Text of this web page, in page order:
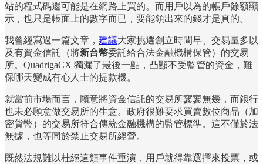
站的程式碼還可能是在網路上買的。而用戶以為的帳戶餘額顯
示，也只是帳面上的數字而已，要能領出來的錢才是真的。
我曾經寫過一篇文章， 建議大家挑選創立時間早、交易量多以
及有資金信託（將新台幣委託給合法金融機構保管）的交易
所。QuadrigaCX 獨漏了最後一點，凸顯不受監管的資金，難
保哪天變成有心人士的提款機。
就當前市場而言，願意將資金信託的交易所寥寥無幾，而銀行
也未必願意做交易所的生意。政府很難要求買賣數位商品（加
密貨幣）的交易所符合傳統金融機構的監管標準。這不僅於法
無據，也等同於禁止交易所經營。
既然法規難以杜絕這類事件重演，用戶就得靠選擇來投票，或